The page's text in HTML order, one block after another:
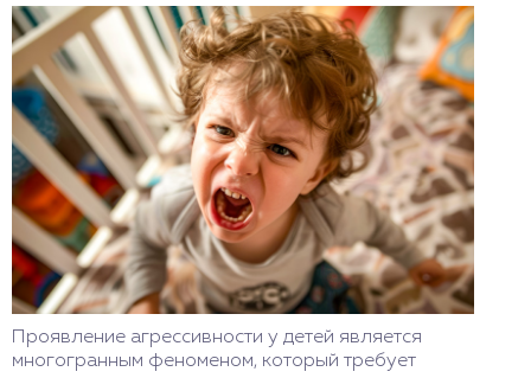
Проявление агрессивности у детей является
многогранным феноменом, который требует